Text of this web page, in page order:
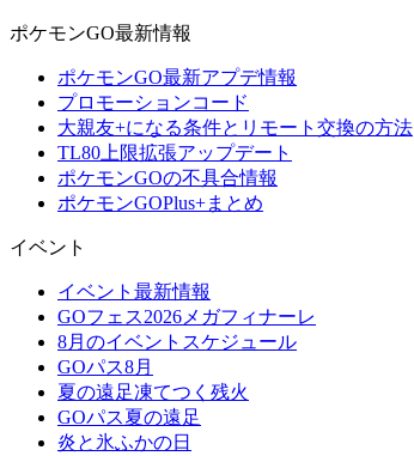
ポケモンGO最新情報
ポケモンGO最新アプデ情報
プロモーションコード
大親友+になる条件とリモート交換の方法
TL80上限拡張アップデート
ポケモンGOの不具合情報
ポケモンGOPlus+まとめ
イベント
イベント最新情報
GOフェス2026メガフィナーレ
8月のイベントスケジュール
GOパス8月
夏の遠足凍てつく残火
GOパス夏の遠足
炎と氷ふかの日